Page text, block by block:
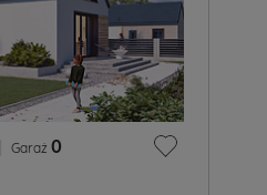
Garaż 0